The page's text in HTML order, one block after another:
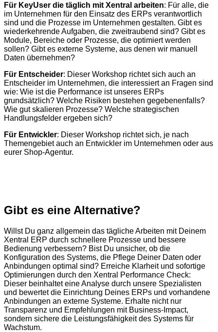
Für KeyUser die täglich mit Xentral arbeiten: Für alle, die
im Unternehmen für den Einsatz des ERPs verantwortlich
sind und die Prozesse im Unternehmen gestalten. Gibt es
wiederkehrende Aufgaben, die zweitraubend sind? Gibt es
Module, Bereiche oder Prozesse, die optimiert werden
sollen? Gibt es externe Systeme, aus denen wir manuell
Daten übernehmen?
Für Entscheider: Dieser Workshop richtet sich auch an
Entscheider im Unternehmen, die interessiert an Fragen sind
wie: Wie ist die Performance ist unseres ERPs
grundsätzlich? Welche Risiken bestehen gegebenenfalls?
Wie gut skalieren Prozesse? Welche strategischen
Handlungsfelder ergeben sich?
Für Entwickler: Dieser Workshop richtet sich, je nach
Themengebiet auch an Entwickler im Unternehmen oder aus
eurer Shop-Agentur.
Gibt es eine Alternative?
Willst Du ganz allgemein das tägliche Arbeiten mit Deinem
Xentral ERP durch schnellere Prozesse und bessere
Bedienung verbessern? Bist Du unsicher, ob die
Konfiguration des Systems, die Pflege Deiner Daten oder
Anbindungen optimal sind? Erreiche Klarheit und sofortige
Optimierungen durch den Xentral Performance Check:
Dieser beinhaltet eine Analyse durch unsere Spezialisten
und bewertet die Einrichtung Deines ERPs und vorhandene
Anbindungen an externe Systeme. Erhalte nicht nur
Transparenz und Empfehlungen mit Business-Impact,
sondern sichere die Leistungsfähigkeit des Systems für
Wachstum.